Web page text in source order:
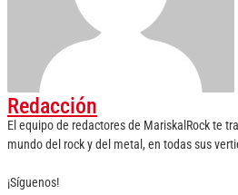
Redacción
El equipo de redactores de MariskalRock te
mundo del rock y del metal, en todas sus
¡Síguenos!